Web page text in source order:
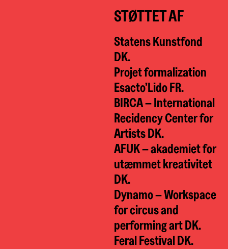
STØTTET AF
Statens Kunstfond
DK.
Projet formalization
Esacto’Lido FR.
BIRCA – International
Recidency Center for
Artists DK.
AFUK – akademiet for
utæmmet kreativitet
DK.
Dynamo – Workspace
for circus and
performing art DK.
Feral Festival DK.